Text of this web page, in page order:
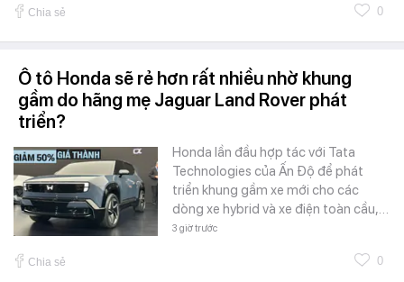
Chia sẻ 0
Ô tô Honda sẽ rẻ hơn rất nhiều nhờ khung
gầm do hãng mẹ Jaguar Land Rover phát
triển?
Honda lần đầu hợp tác với Tata
Technologies của Ấn Độ để phát
triển khung gầm xe mới cho các
dòng xe hybrid và xe điện toàn cầu,…
3 giờ trước
Chia sẻ 0